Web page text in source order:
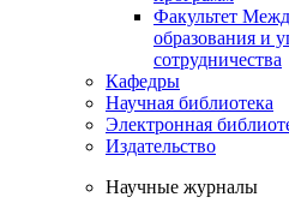
Факультет
образования и
сотрудничества
Кафедры
Научная библиотека
Электронная
Издательство
Научные журналы